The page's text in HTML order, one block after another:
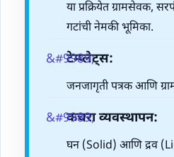
या प्रक्रियेत ग्रामसेवक,
गटांची नेमकी भूमिका.
टेम्प्लेट्स:
जनजागृती पत्रक आणि
कचरा व्यवस्थापन:
घन (Solid) आणि द्रव